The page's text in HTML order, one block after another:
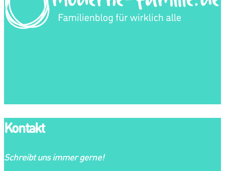
Kontakt
Schreibt uns immer gerne!